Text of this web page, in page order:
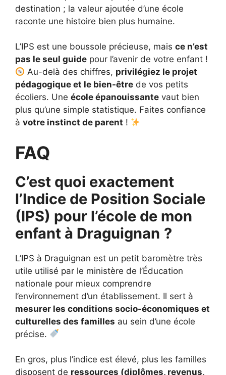
destination ; la valeur ajoutée d’une école
raconte une histoire bien plus humaine.
L’IPS est une boussole précieuse, mais ce n’est
pas le seul guide pour l’avenir de votre enfant !
Au-delà des chiffres, privilégiez le projet
pédagogique et le bien-être de vos petits
écoliers. Une école épanouissante vaut bien
plus qu’une simple statistique. Faites confiance
à votre instinct de parent !
FAQ
C’est quoi exactement
l’Indice de Position Sociale
(IPS) pour l’école de mon
enfant à Draguignan ?
L’IPS à Draguignan est un petit baromètre très
utile utilisé par le ministère de l’Éducation
nationale pour mieux comprendre
l’environnement d’un établissement. Il sert à
mesurer les conditions socio-économiques et
culturelles des familles au sein d’une école
précise.
En gros, plus l’indice est élevé, plus les familles
disposent de ressources (diplômes, revenus,